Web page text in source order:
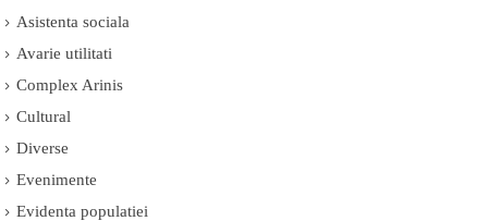
Asistenta sociala
Avarie utilitati
Complex Arinis
Cultural
Diverse
Evenimente
Evidenta populatiei